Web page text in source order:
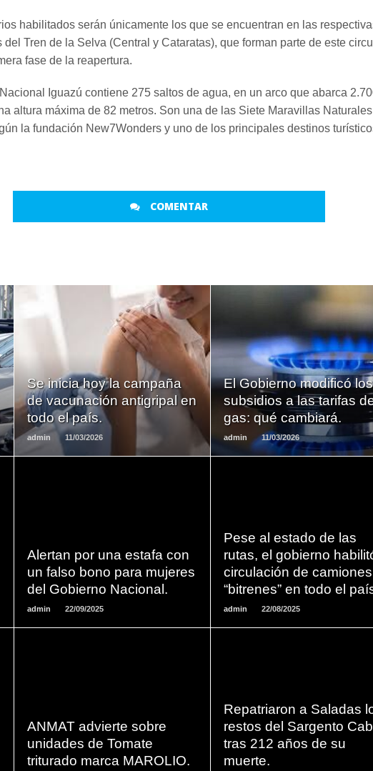
habilitados serán únicamente los que se encuentran en las
del Tren de la Selva (Central y Cataratas), que forman parte de este
fase de la reapertura.
Iguazú contiene 275 saltos de agua, en un arco que abarca
altura máxima de 82 metros. Son una de las Siete Maravillas
la fundación New7Wonders y uno de los principales destinos
COMENTAR
Se inicia hoy la campaña
de vacunación antigripal en
todo el país.
admin 11/03/2026
LEER
MAS
El Gobierno modificó los
subsidios a las tarifas
gas: qué cambiará.
admin 11/03/2026
LEER
MAS
Alertan por una estafa con
un falso bono para mujeres
del Gobierno Nacional.
admin 22/09/2025
Pese al estado de las
rutas, el gobierno
circulación de camiones
“bitrenes” en todo el
admin 22/08/2025
MAS
ANMAT advierte sobre
unidades de Tomate
triturado marca MAROLIO.
Repatriaron a Saladas
restos del Sargento
tras 212 años de su
muerte.
MAS